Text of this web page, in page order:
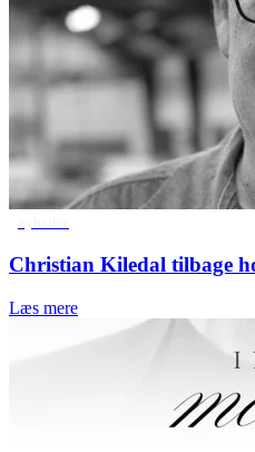
Christian Kiledal tilbage
Læs mere